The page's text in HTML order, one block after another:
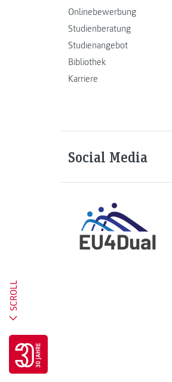
SCROLL
Onlinebewerbung
Studienberatung
Studienangebot
Bibliothek
Karriere
Social Media